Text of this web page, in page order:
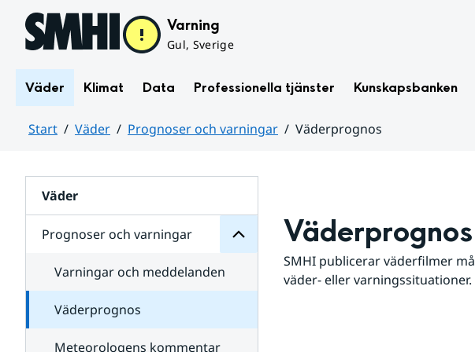
Hoppa till sidans innehåll Varning
Gul, Sverige
Väder Klimat Data Professionella tjänster Kunskapsbanken
Start Väder Prognoser och varningar
Väderprognos
Väder
Prognoser och varningar
för
varningar
Varningar och meddelanden
Väderprognos
Meteorologens kommentar
Väderprognos
SMHI publicerar väderfilmer
väder- eller varningssituationer.